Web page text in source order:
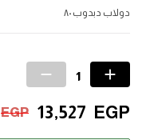
دولاب دبدوب ٨٠
EGP 13,527 EGP